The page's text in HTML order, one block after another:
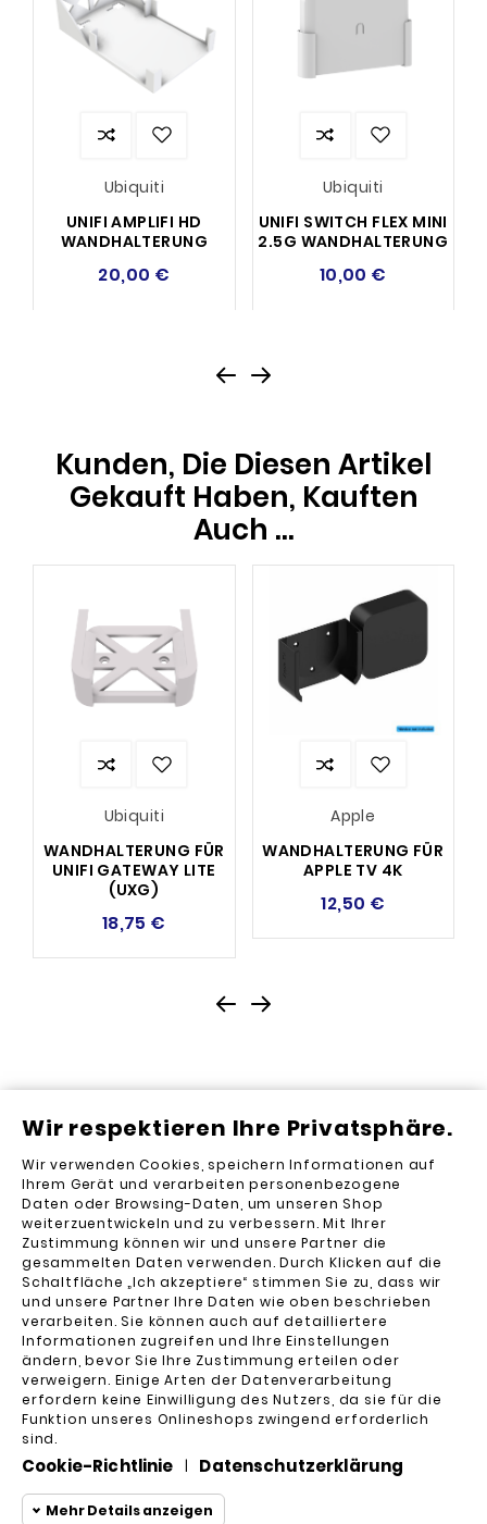
Ubiquiti
UNIFI AMPLIFI HD
WANDHALTERUNG
20,00 €
Ubiquiti
UNIFI SWITCH FLEX MINI
2.5G WANDHALTERUNG
10,00 €
Kunden, Die Diesen Artikel
Gekauft Haben, Kauften
Auch ...
Ubiquiti
WANDHALTERUNG FÜR
UNIFI GATEWAY LITE
(UXG)
18,75 €
Apple
WANDHALTERUNG FÜR
APPLE TV 4K
12,50 €
Wandhalterung
Kundenbewertungen (0)
Bewertung senden
Es gibt noch keine Bewertungen.
Unser Unternehmen
Wir respektieren Ihre Privatsphäre.
Wir verwenden Cookies, speichern Informationen auf
Ihrem Gerät und verarbeiten personenbezogene
Daten oder Browsing-Daten, um unseren Shop
weiterzuentwickeln und zu verbessern. Mit Ihrer
Zustimmung können wir und unsere Partner die
gesammelten Daten verwenden. Durch Klicken auf die
Schaltfläche „Ich akzeptiere“ stimmen Sie zu, dass wir
und unsere Partner Ihre Daten wie oben beschrieben
verarbeiten. Sie können auch auf detailliertere
Informationen zugreifen und Ihre Einstellungen
ändern, bevor Sie Ihre Zustimmung erteilen oder
verweigern. Einige Arten der Datenverarbeitung
erfordern keine Einwilligung des Nutzers, da sie für die
Funktion unseres Onlineshops zwingend erforderlich
sind.
Cookie-Richtlinie | Datenschutzerklärung
Mehr Details anzeigen